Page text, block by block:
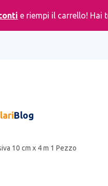
e riempi il carrello! Hai
Blog
10 cm x 4 m 1 Pezzo